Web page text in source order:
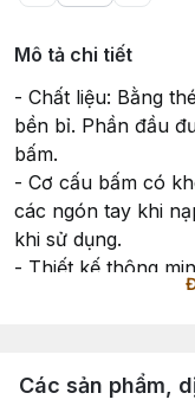
Mô tả chi tiết
- Chất liệu: Bằng
bền bỉ. Phần đầu
bấm.
- Cơ cấu bấm có
các ngón tay khi
khi sử dụng.
- Thiết kế thông
nhẹ, sử dụng
Các sản phẩm,